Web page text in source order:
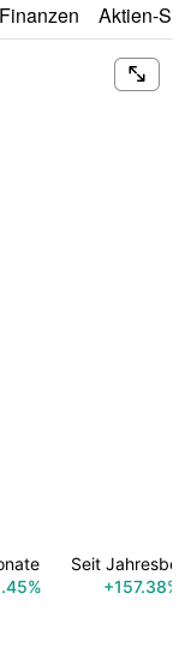
Finanzen Aktien-

Seit
+157.38%